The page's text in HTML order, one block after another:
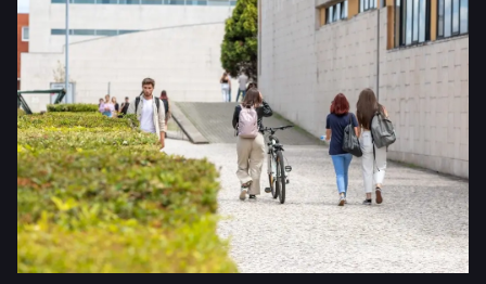
Artificial incorporada a partir do próximo ano letivo.
Segundo explica o responsável, o objetivo é que
não haja “nenhum estudante [que] passe pela UA
que não saiba utilizar bem e fazer bem algo usando
esta ferramenta”.